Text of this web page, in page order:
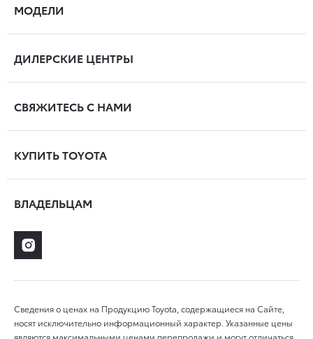
МОДЕЛИ
ДИЛЕРСКИЕ ЦЕНТРЫ
СВЯЖИТЕСЬ С НАМИ
КУПИТЬ TOYOTA
ВЛАДЕЛЬЦАМ
Сведения о ценах на Продукцию Toyota, содержащиеся на Сайте,
носят исключительно информационный характер. Указанные цены
являются максимальными ценами перепродажи и могут отличаться